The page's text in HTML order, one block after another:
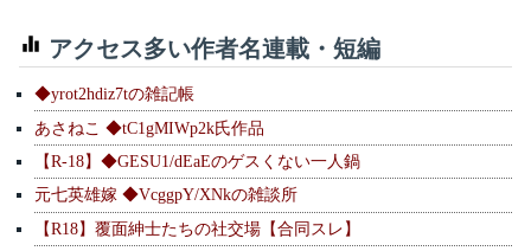
アクセス多い作者名連載・短編
◆yrot2hdiz7tの雑記帳
あさねこ ◆tC1gMIWp2k氏作品
【R-18】◆GESU1/dEaEのゲスくない一人鍋
元七英雄嫁 ◆VcggpY/XNkの雑談所
【R18】覆面紳士たちの社交場【合同スレ】